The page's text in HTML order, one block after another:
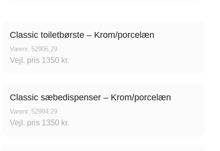
Classic toiletbørste – Krom/porcelæn
Varenr. 52906,29
Vejl. pris 1350 kr.
Classic sæbedispenser – Krom/porcelæn
Varenr. 52904,29
Vejl. pris 1350 kr.